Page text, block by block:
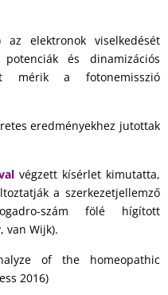
az elektronok viselkedését
és dinamizációs
mérik a fotonemisszió
eredményekhez jutottak
végzett kísérlet kimutatta,
a szerkezetjellemző
szám fölé hígított
van Wijk).
of the homeopathic
2016)